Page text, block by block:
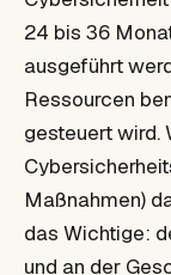
24 bis 36
ausgeführt
Ressourcen
gesteuert wird.
Maßnahmen)
das Wichtige:
und an der